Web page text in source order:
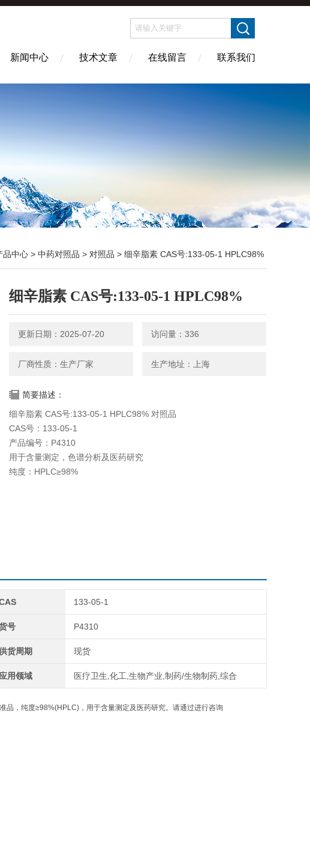
新闻中心 技术文章 在线留言 联系我们
品中心 > 中药对照品 > 对照品 > 细辛脂素 CAS号:133-05-1 HPLC98%
细辛脂素 CAS号:133-05-1 HPLC98%
更新日期：2025-07-20 访问量：336
厂商性质：生产厂家 生产地址：上海
简要描述：
细辛脂素 CAS号:133-05-1 HPLC98% 对照品
CAS号：133-05-1
产品编号：P4310
用于含量测定，色谱分析及医药研究
纯度：HPLC≥98%
133-05-1
号 P4310
货周期 现货
应用领域 医疗卫生,化工,生物产业,制药/生物制药,综合
品，纯度≥98%(HPLC)，用于含量测定及医药研究。请通过进行咨询